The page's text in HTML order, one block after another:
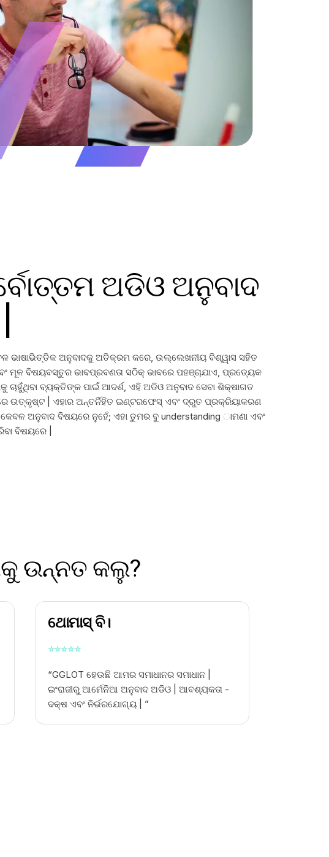
ଅଡିଓ ଅନୁବାଦ
ଭାଷାଭିତ୍ତିକ ଅନୁବାଦକୁ ଅତିକ୍ରମ କରେ, ଉଲ୍ଲେଖନୀୟ ବିଶ୍ୱାସ ସହିତ
ମୂଳ ବିଷୟବସ୍ତୁର ଭାବପ୍ରବଣତା ସଠିକ୍ ଭାବରେ ପହଞ୍ଚାଯାଏ, ପ୍ରତ୍ୟେକ
ଚାହୁଁଥିବା ବ୍ୟକ୍ତିଙ୍କ ପାଇଁ ଆଦର୍ଶ, ଏହି ଅଡିଓ ଅନୁବାଦ ସେବା ଶିକ୍ଷାଗତ
ଉତ୍କୃଷ୍ଟ | ଏହାର ଅନ୍ତର୍ନିହିତ ଇଣ୍ଟରଫେସ୍ ଏବଂ ଦ୍ରୁତ ପ୍ରକ୍ରିୟାକରଣ
ଅନୁବାଦ ବିଷୟରେ ନୁହେଁ; ଏହା ତୁମର ବୁ understanding ାମଣା ଏବଂ
ବିଷୟରେ |
ଉନ୍ନତ କଲୁ?
ଥୋମାସ୍ ବି।
⭐⭐⭐⭐⭐
“GGLOT ହେଉଛି ଆମର ସମାଧାନର ସମାଧାନ |
ଇଂରାଜୀରୁ ଆର୍ମେନିଆ ଅନୁବାଦ ଅଡିଓ |
ଆବଶ୍ୟକତା -
ଦକ୍ଷ ଏବଂ ନିର୍ଭରଯୋଗ୍ୟ | ”